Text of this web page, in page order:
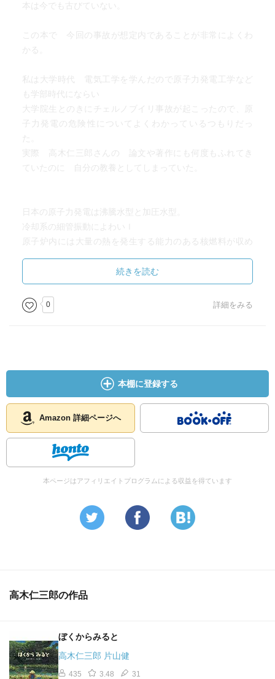
本は今でも古びていない。
この本で 今回の事故が想定内であることが非常によくわ
かる。
私は大学時代 電気工学を学んだので原子力発電工学など
も学部時代にならい
大学院生とのきにチェルノブイリ事故が起こったので、原
子力発電の危険性についてよくわかっているつもりだっ
た。
実際 高木仁三郎さんの 論文や著作にも何度もふれてき
ていたのに 自分の教養としてしまっていた。
日本の原子力発電は沸騰水型と加圧水型。
冷却系の細管振動によわいｌ
原子炉内には大量の熱を発生する能力のある核燃料が収め
発電所の原子炉が廃炉となっても、ごみとして放射性物質
が ウン万年の期間で残る。
その残留放射性物質をどうするかも方策のないままどんど
んつくり
続きを読む
0 詳細をみる
本棚に登録する
Amazon 詳細ページへ
本ページはアフィリエイトプログラムによる収益を得ています
高木仁三郎の作品
ぼくからみると
高木仁三郎 片山健
435 3.48 31